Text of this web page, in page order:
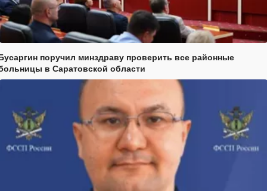
поручил минздраву проверить все районные
в Саратовской области